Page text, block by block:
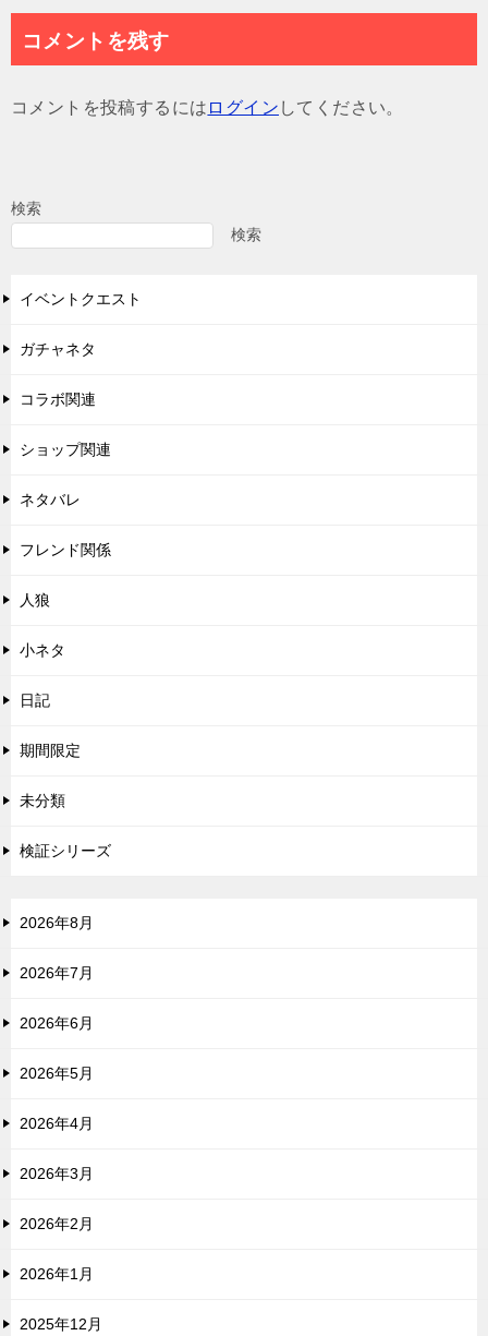
ビ
ョ
コメントを残す
コメントを投稿するには ログイン してください。
検索
検索
イベントクエスト
ガチャネタ
コラボ関連
ショップ関連
ネタバレ
フレンド関係
人狼
小ネタ
日記
期間限定
未分類
検証シリーズ
2026年8月
2026年7月
2026年6月
2026年5月
2026年4月
2026年3月
2026年2月
2026年1月
2025年12月